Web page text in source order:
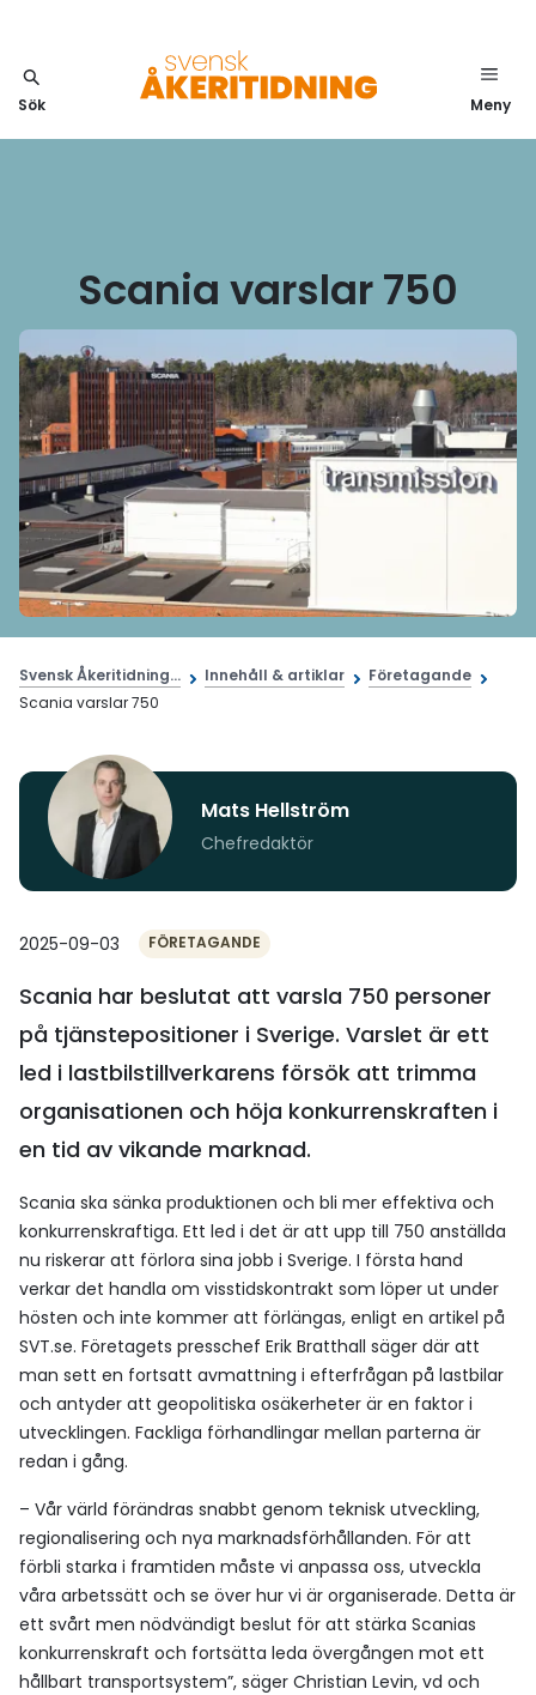
Sök Meny
Scania varslar 750
Svensk Åkeritidning... Innehåll & artiklar
Företagande
Scania varslar 750
Mats Hellström
Chefredaktör
2025-09-03 FÖRETAGANDE
Scania har beslutat att varsla 750 personer
på tjänstepositioner i Sverige. Varslet är ett
led i lastbilstillverkarens försök att trimma
organisationen och höja konkurrenskraften i
en tid av vikande marknad.
Scania ska sänka produktionen och bli mer effektiva och
konkurrenskraftiga. Ett led i det är att upp till 750 anställda
nu riskerar att förlora sina jobb i Sverige. I första hand
verkar det handla om visstidskontrakt som löper ut under
hösten och inte kommer att förlängas, enligt en artikel på
SVT.se. Företagets presschef Erik Bratthall säger där att
man sett en fortsatt avmattning i efterfrågan på lastbilar
och antyder att geopolitiska osäkerheter är en faktor i
utvecklingen. Fackliga förhandlingar mellan parterna är
redan i gång.
– Vår värld förändras snabbt genom teknisk utveckling,
regionalisering och nya marknadsförhållanden. För att
förbli starka i framtiden måste vi anpassa oss, utveckla
våra arbetssätt och se över hur vi är organiserade. Detta är
ett svårt men nödvändigt beslut för att stärka Scanias
konkurrenskraft och fortsätta leda övergången mot ett
hållbart transportsystem”, säger Christian Levin, vd och